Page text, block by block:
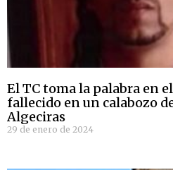
El TC toma la palabra en
fallecido en un calabozo
Algeciras
29 de enero de 2024